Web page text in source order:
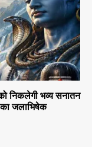
निकलेगी भव्य सनातन
का जलाभिषेक